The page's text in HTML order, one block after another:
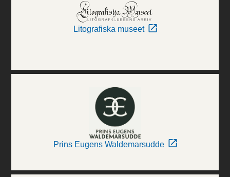
Litografiska museet
Prins Eugens Waldemarsudde